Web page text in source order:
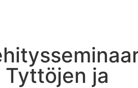
Tyttöjen ja